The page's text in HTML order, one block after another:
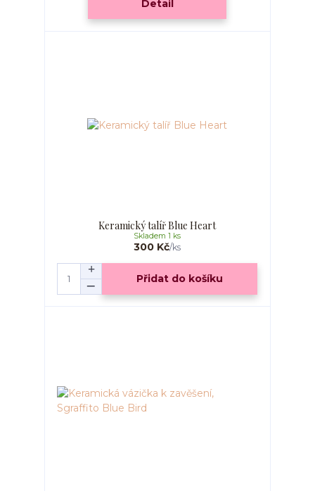
Detail
Keramický talíř Blue Heart
300 Kč/ks
Skladem 1 ks
Přidat do košíku